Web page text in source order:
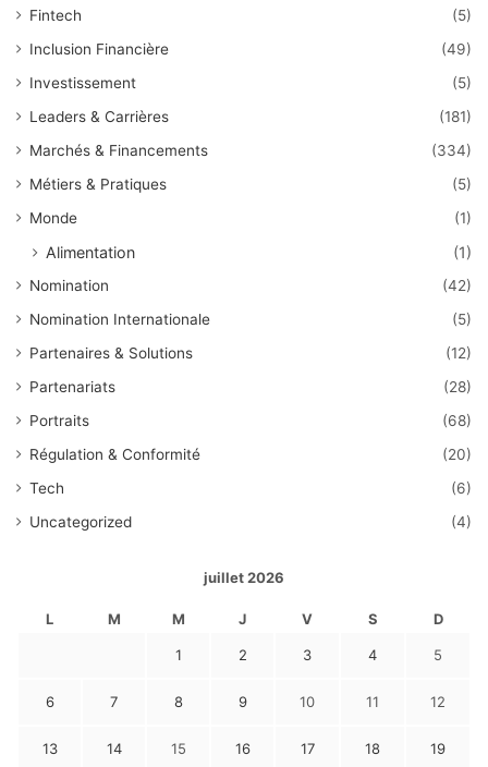
Fintech
(5)
Inclusion Financière
(49)
Investissement
(5)
Leaders & Carrières
(181)
Marchés & Financements
(334)
Métiers & Pratiques
(5)
Monde
(1)
Alimentation (1)
Nomination
(42)
Nomination Internationale
(5)
Partenaires & Solutions
(12)
Partenariats
(28)
Portraits
(68)
Régulation & Conformité
(20)
Tech
(6)
Uncategorized
(4)
juillet 2026
L M M J V S D
1 2 3 4 5
6 7 8 9 10 11 12
13 14 15 16 17 18 19